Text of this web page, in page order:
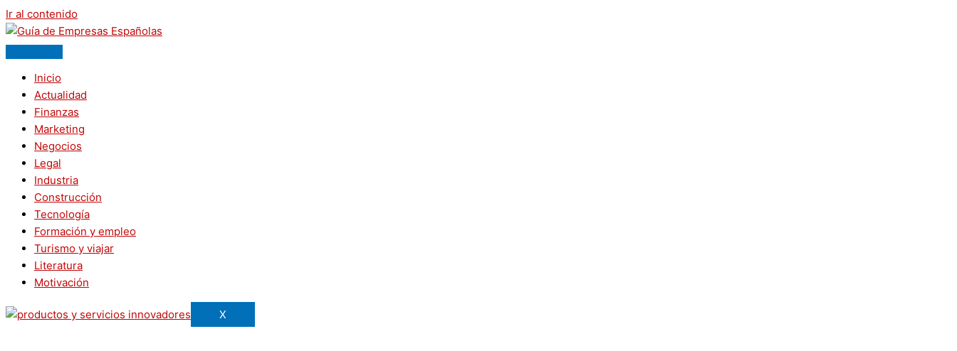
Ir al contenido
Inicio
Actualidad
Finanzas
Marketing
Negocios
Legal
Industria
Construcción
Tecnología
Formación y empleo
Turismo y viajar
Literatura
Motivación
X